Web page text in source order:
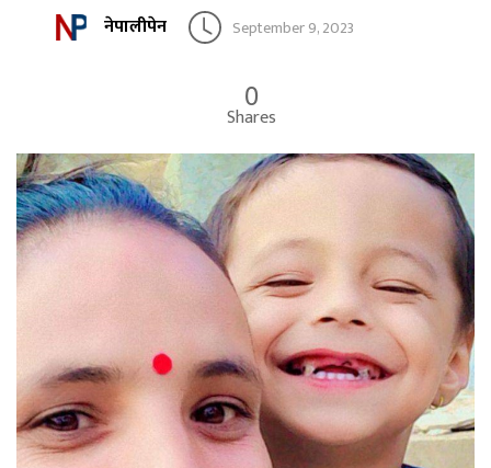
नेपालीपेन September 9, 2023
0
Shares